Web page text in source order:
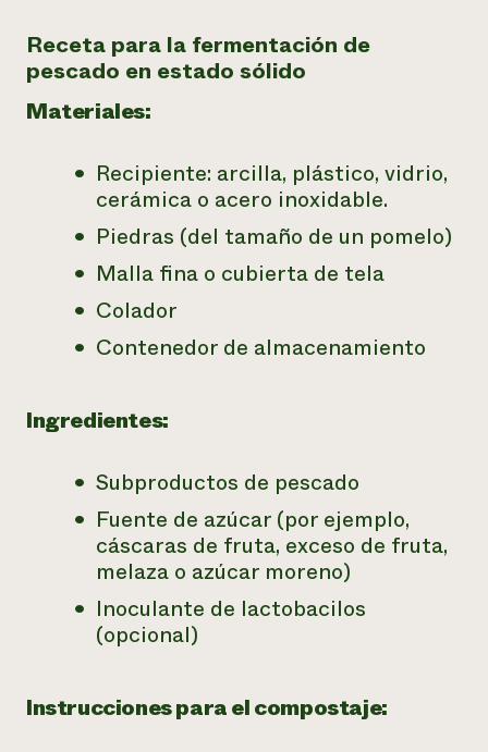
Receta para la fermentación de
pescado en estado sólido
Materiales:
Recipiente: arcilla, plástico, vidrio,
cerámica o acero inoxidable.
Piedras (del tamaño de un pomelo)
Malla fina o cubierta de tela
Colador
Contenedor de almacenamiento
Ingredientes:
Subproductos de pescado
Fuente de azúcar (por ejemplo,
cáscaras de fruta, exceso de fruta,
melaza o azúcar moreno)
Inoculante de lactobacilos
(opcional)
Instrucciones para el compostaje: